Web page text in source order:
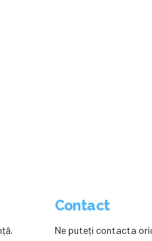
Contact
Ne puteți contacta